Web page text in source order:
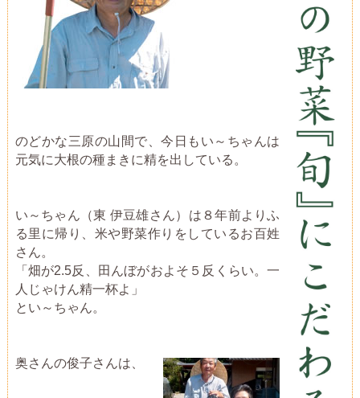
のどかな三原の山間で、今日もい～ちゃんは
元気に大根の種まきに精を出している。
い～ちゃん（東 伊豆雄さん）は８年前よりふ
る里に帰り、米や野菜作りをしているお百姓
さん。
「畑が2.5反、田んぼがおよそ５反くらい。一
人じゃけん精一杯よ」
とい～ちゃん。
奥さんの俊子さんは、